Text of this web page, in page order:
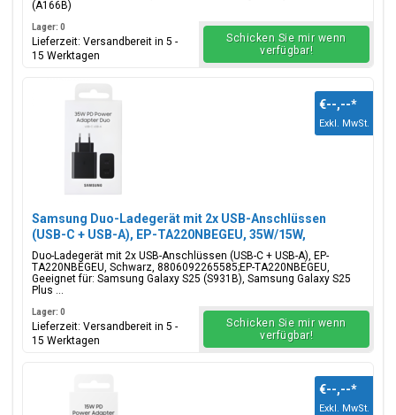
(A166B)
Lager: 0
Lieferzeit: Versandbereit in 5 -
15 Werktagen
Schicken Sie mir wenn
verfügbar!
Samsung Duo-Ladegerät mit 2x USB-Anschlüssen
(USB-C + USB-A), EP-TA220NBEGEU, 35W/15W,
Schwarz, Blisterverpackung, 8806092265585;EP-
TA220NBEGEU
Duo-Ladegerät mit 2x USB-Anschlüssen (USB-C + USB-A), EP-
TA220NBEGEU, Schwarz, 8806092265585;EP-TA220NBEGEU,
Geeignet für: Samsung Galaxy S25 (S931B), Samsung Galaxy S25
Plus ...
€--,--*
Exkl. MwSt.
Lager: 0
Lieferzeit: Versandbereit in 5 -
15 Werktagen
Schicken Sie mir wenn
verfügbar!
€--,--*
Exkl. MwSt.